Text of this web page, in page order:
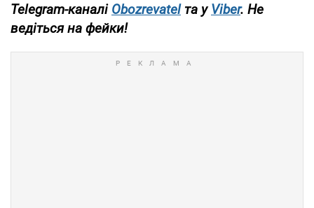
Telegram-каналі Obozrevatelта уViber. Не
ведіться на фейки!